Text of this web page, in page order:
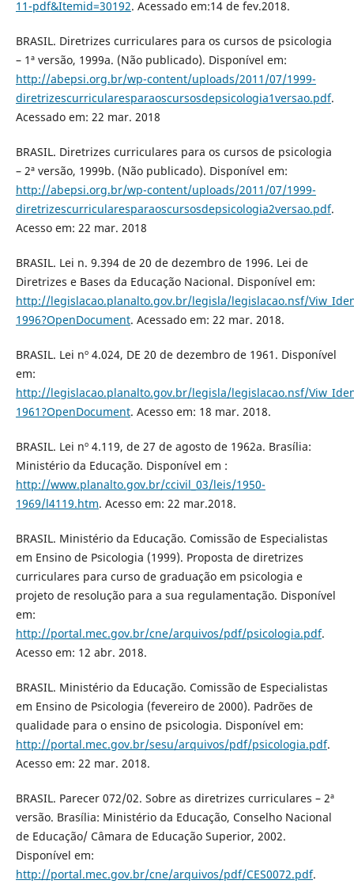
11-pdf&Itemid=30192. Acessado em:14 de fev.2018.
BRASIL. Diretrizes curriculares para os cursos de psicologia
– 1ª versão, 1999a. (Não publicado). Disponível em:
http://abepsi.org.br/wp-content/uploads/2011/07/1999-
diretrizescurricularesparaoscursosdepsicologia1versao.pdf.
Acessado em: 22 mar. 2018
BRASIL. Diretrizes curriculares para os cursos de psicologia
– 2ª versão, 1999b. (Não publicado). Disponível em:
http://abepsi.org.br/wp-content/uploads/2011/07/1999-
diretrizescurricularesparaoscursosdepsicologia2versao.pdf.
Acesso em: 22 mar. 2018
BRASIL. Lei n. 9.394 de 20 de dezembro de 1996. Lei de
Diretrizes e Bases da Educação Nacional. Disponível em:
http://legislacao.planalto.gov.br/legisla/legislacao.nsf/
1996?OpenDocument. Acessado em: 22 mar. 2018.
BRASIL. Lei nº 4.024, DE 20 de dezembro de 1961. Disponível
em:
http://legislacao.planalto.gov.br/legisla/legislacao.nsf/
1961?OpenDocument. Acesso em: 18 mar. 2018.
BRASIL. Lei nº 4.119, de 27 de agosto de 1962a. Brasília:
Ministério da Educação. Disponível em :
http://www.planalto.gov.br/ccivil_03/leis/1950-
1969/l4119.htm. Acesso em: 22 mar.2018.
BRASIL. Ministério da Educação. Comissão de Especialistas
em Ensino de Psicologia (1999). Proposta de diretrizes
curriculares para curso de graduação em psicologia e
projeto de resolução para a sua regulamentação. Disponível
em:
http://portal.mec.gov.br/cne/arquivos/pdf/psicologia.pdf.
Acesso em: 12 abr. 2018.
BRASIL. Ministério da Educação. Comissão de Especialistas
em Ensino de Psicologia (fevereiro de 2000). Padrões de
qualidade para o ensino de psicologia. Disponível em:
http://portal.mec.gov.br/sesu/arquivos/pdf/psicologia.pdf.
Acesso em: 22 mar. 2018.
BRASIL. Parecer 072/02. Sobre as diretrizes curriculares – 2ª
versão. Brasília: Ministério da Educação, Conselho Nacional
de Educação/ Câmara de Educação Superior, 2002.
Disponível em:
http://portal.mec.gov.br/cne/arquivos/pdf/CES0072.pdf.